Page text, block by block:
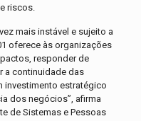
riscos.
mais instável e sujeito a
oferece às organizações
responder de
a continuidade das
investimento estratégico
dos negócios”, afirma
de Sistemas e Pessoas